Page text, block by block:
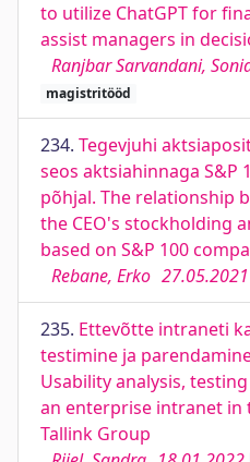
to utilize ChatGPT for
assist managers in
Ranjbar Sarvandani,
magistritööd
234. Tegevjuhi
seos aktsiahinnaga S&P
põhjal. The relationship
the CEO's stockholding
based on S&P 100
Rebane, Erko 27.05.2021
235. Ettevõtte intraneti
testimine ja
Usability analysis,
an enterprise intranet in
Tallink Group